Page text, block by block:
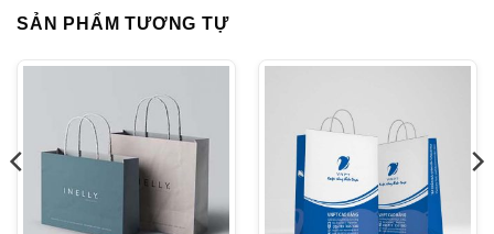
SẢN PHẨM TƯƠNG TỰ